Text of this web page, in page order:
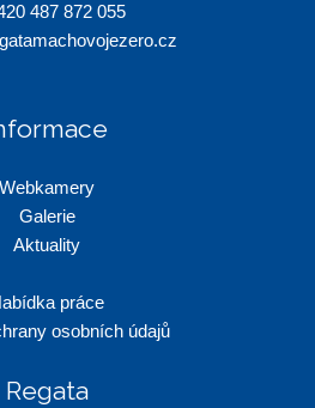
487 872 055
Webkamery
Galerie
Aktuality
práce
osobních údajů
Regata